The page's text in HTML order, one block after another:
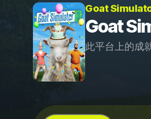
Goat
Goat
此平台上的成